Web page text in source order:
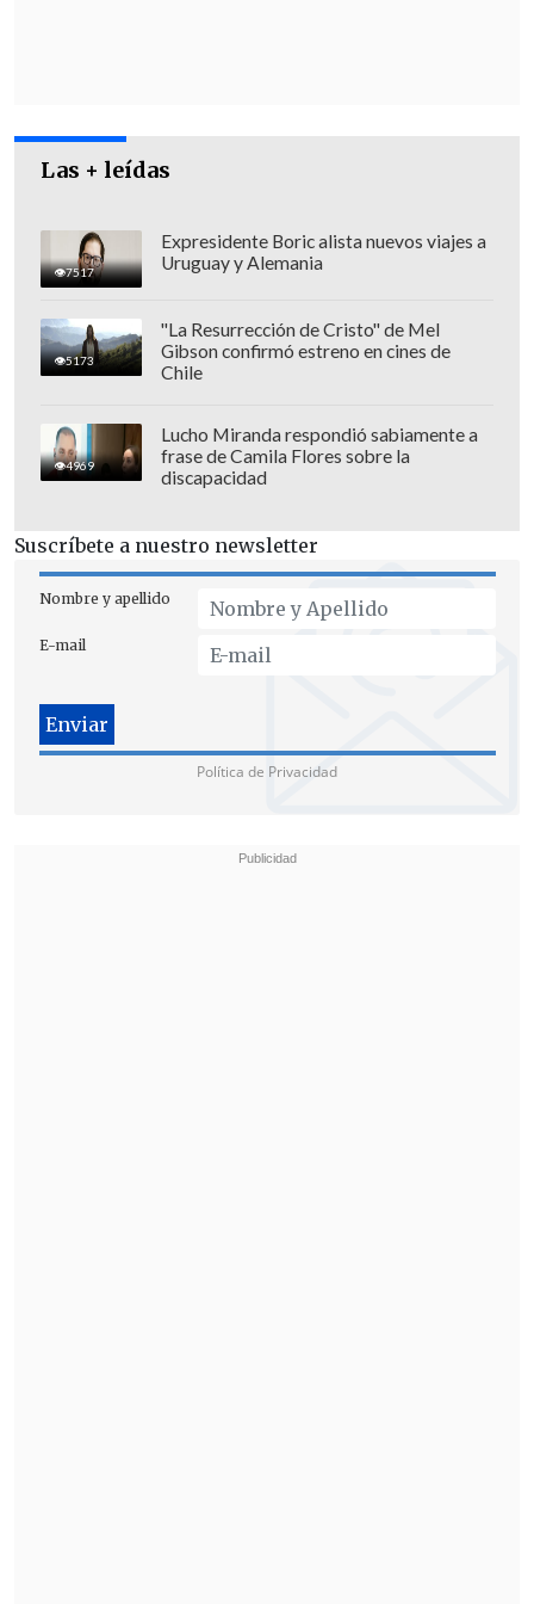
Las + leídas
7517
Expresidente Boric alista nuevos viajes a
Uruguay y Alemania
5173
"La Resurrección de Cristo" de Mel
Gibson confirmó estreno en cines de
Chile
4969
Lucho Miranda respondió sabiamente a
frase de Camila Flores sobre la
discapacidad
Suscríbete a nuestro newsletter
Nombre y apellido
E-mail
Política de Privacidad